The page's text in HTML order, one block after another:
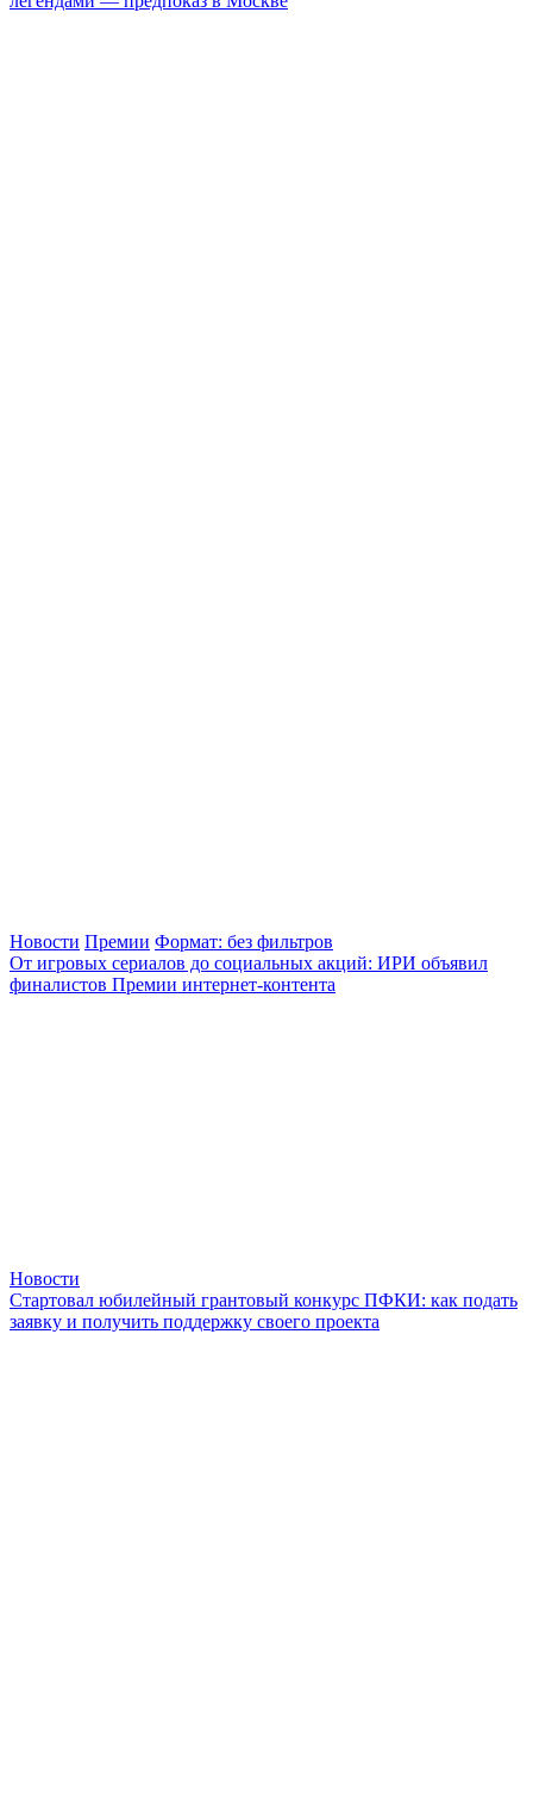
Новости Премии Формат: без фильтров
От игровых сериалов до социальных акций: ИРИ объявил
финалистов Премии интернет-контента
Новости
Стартовал юбилейный грантовый конкурс ПФКИ: как подать
заявку и получить поддержку своего проекта